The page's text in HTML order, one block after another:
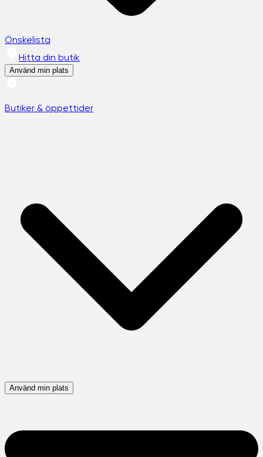
Önskelista
Hitta din butik
Använd min plats
Butiker & öppettider
Använd min plats